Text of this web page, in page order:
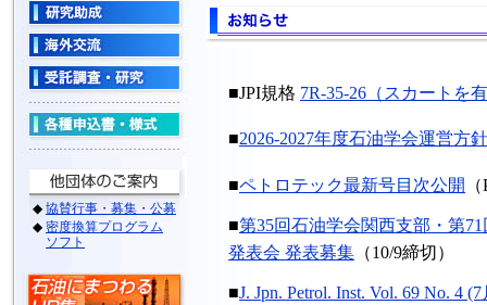
■JPI規格 7R-35-26（スカートを
■2026-2027年度石油学会運営方針
■ペトロテック最新号目次公開
■第35回石油学会関西支部・第
発表会 発表募集 （10/9締切）
■J. Jpn. Petrol. Inst. Vol. 69 No. 4